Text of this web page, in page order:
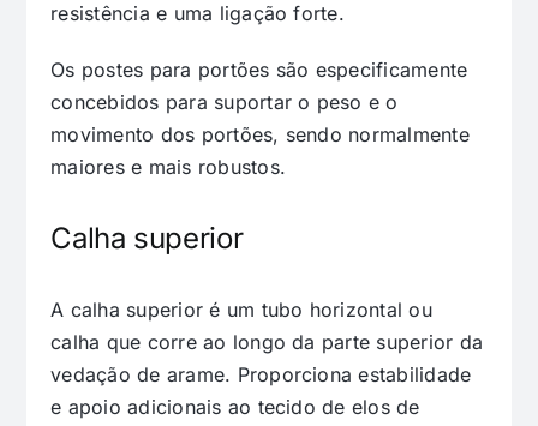
resistência e uma ligação forte.
Os postes para portões são especificamente
concebidos para suportar o peso e o
movimento dos portões, sendo normalmente
maiores e mais robustos.
Calha superior
A calha superior é um tubo horizontal ou
calha que corre ao longo da parte superior da
vedação de arame. Proporciona estabilidade
e apoio adicionais ao tecido de elos de